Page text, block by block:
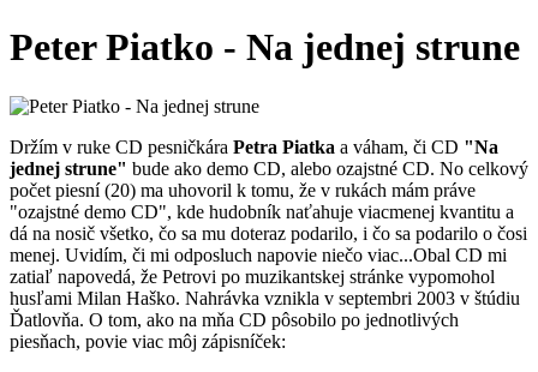
Peter Piatko - Na jednej strune
Držím v ruke CD pesničkára Petra Piatka a váham, či CD "Na
jednej strune" bude ako demo CD, alebo ozajstné CD. No celkový
počet piesní (20) ma uhovoril k tomu, že v rukách mám práve
"ozajstné demo CD", kde hudobník naťahuje viacmenej kvantitu a
dá na nosič všetko, čo sa mu doteraz podarilo, i čo sa podarilo o čosi
menej. Uvidím, či mi odposluch napovie niečo viac...Obal CD mi
zatiaľ napovedá, že Petrovi po muzikantskej stránke vypomohol
husľami Milan Haško. Nahrávka vznikla v septembri 2003 v štúdiu
Ďatlovňa. O tom, ako na mňa CD pôsobilo po jednotlivých
piesňach, povie viac môj zápisníček: